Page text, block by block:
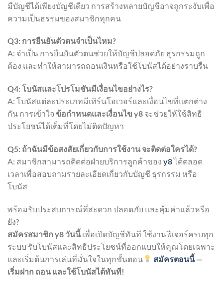
มีบัญชีได้เพียงบัญชีเดียว การสร้างหลายบัญชีอาจถูกระงับเพื่อ
ความเป็นธรรมของสมาชิกทุกคน
Q3: การยืนยันตัวตนจำเป็นไหม?
A: จำเป็น การยืนยันตัวตนช่วยให้บัญชีปลอดภัย ธุรกรรมถูก
ต้อง และทำให้สามารถถอนเงินหรือใช้โบนัสได้อย่างราบรื่น
Q4: โบนัสและโปรโมชันมีเงื่อนไขอย่างไร?
A: โบนัสแต่ละประเภทมีเทิร์นโอเวอร์และเงื่อนไขที่แตกต่าง
กัน การเข้าใจ ข้อกำหนดและเงื่อนไข y8 จะช่วยให้ใช้สิทธิ
ประโยชน์ได้เต็มที่โดยไม่ติดปัญหา
Q5: ถ้าฉันมีข้อสงสัยเกี่ยวกับการใช้งาน จะติดต่อใครได้?
A: สมาชิกสามารถติดต่อฝ่ายบริการลูกค้าของ y8ได้ตลอด
เวลาเพื่อสอบถามรายละเอียดเกี่ยวกับบัญชี ธุรกรรม หรือ
โบนัส
พร้อมรับประสบการณ์ที่สะดวก ปลอดภัย และคุ้มค่าแล้วหรือ
ยัง?
สมัครสมาชิก y8 วันนี้ เพื่อเปิดบัญชีทันที ใช้งานฟีเจอร์ครบทุก
ระบบ รับโบนัสและสิทธิประโยชน์ที่ออกแบบให้คุณโดยเฉพาะ
และเริ่มต้นการเล่นที่มั่นใจในทุกขั้นตอน
สมัครตอนนี้—
เริ่มฝาก ถอน และใช้โบนัสได้ทันที!